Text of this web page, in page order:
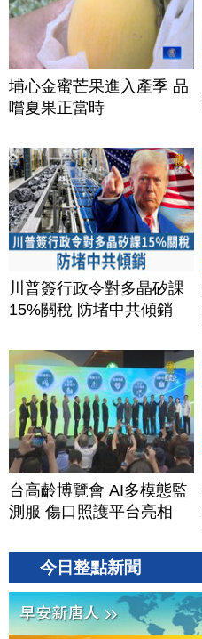
埔心金蜜芒果進入產季 品
嚐夏果正當時
川普簽行政令對多晶矽課
15%關稅 防堵中共傾銷
台高齡博覽會 AI多模態監
測服 傷口照護平台亮相
今日整點新聞